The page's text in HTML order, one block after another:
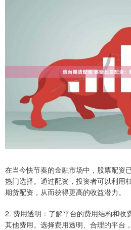
在当今快节奏的金融市场中，股票配资
热门选择。通过配资，投资者可以利用
期货配资，从而获得更高的收益潜力。
2. 费用透明：了解平台的费用结构和收
其他费用。选择费用透明、合理的平台